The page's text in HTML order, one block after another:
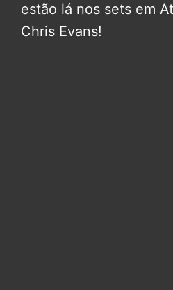
estão lá nos sets em
Chris Evans!